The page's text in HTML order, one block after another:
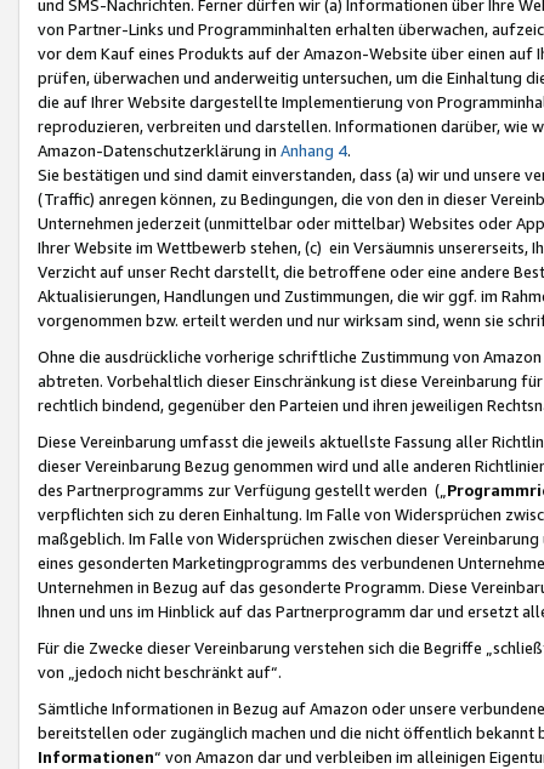
und SMS-Nachrichten. Ferner dürfen wir (a) Informationen über Ihre
von Partner-Links und Programminhalten erhalten überwachen,
vor dem Kauf eines Produkts auf der Amazon-Website über einen
prüfen, überwachen und anderweitig untersuchen, um die Einhaltung
die auf Ihrer Website dargestellte Implementierung von
reproduzieren, verbreiten und darstellen. Informationen darüber, wie
Amazon-Datenschutzerklärung in Anhang 4.
Sie bestätigen und sind damit einverstanden, dass (a) wir und
(Traffic) anregen können, zu Bedingungen, die von den in dieser
Unternehmen jederzeit (unmittelbar oder mittelbar) Websites oder
Ihrer Website im Wettbewerb stehen, (c) ein Versäumnis unsererseits,
Verzicht auf unser Recht darstellt, die betroffene oder eine andere
Aktualisierungen, Handlungen und Zustimmungen, die wir ggf. im
vorgenommen bzw. erteilt werden und nur wirksam sind, wenn sie
Ohne die ausdrückliche vorherige schriftliche Zustimmung von
abtreten. Vorbehaltlich dieser Einschränkung ist diese Vereinbarung
rechtlich bindend, gegenüber den Parteien und ihren jeweiligen
Diese Vereinbarung umfasst die jeweils aktuellste Fassung aller
dieser Vereinbarung Bezug genommen wird und alle anderen
des Partnerprogramms zur Verfügung gestellt werden („
verpflichten sich zu deren Einhaltung. Im Falle von Widersprüchen
maßgeblich. Im Falle von Widersprüchen zwischen dieser
eines gesonderten Marketingprogramms des verbundenen
Unternehmen in Bezug auf das gesonderte Programm. Diese
Ihnen und uns im Hinblick auf das Partnerprogramm dar und ersetzt
Für die Zwecke dieser Vereinbarung verstehen sich die Begriffe
von „jedoch nicht beschränkt auf“.
Sämtliche Informationen in Bezug auf Amazon oder unsere
bereitstellen oder zugänglich machen und die nicht öffentlich
Informationen“ von Amazon dar und verbleiben im alleinigen